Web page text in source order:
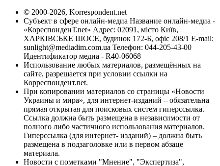
© 2000-2026, Korrespondent.net
Субъект в сфере онлайн-медиа Название онлайн-медиа -
«КореспонденТ.net» Адрес: 02091, місто Київ,
ХАРКІВСЬКЕ ШОСЕ, будинок 172-Б, офіс 208/1 E-mail:
sunlight@mediadim.com.ua Телефон: 044-205-43-00
Идентификатор медиа - R40-06068
Использование любых материалов, размещённых на
сайте, разрешается при условии ссылки на
Корреспондент.net.
При копировании материалов со страницы «Новости
Украины и мира», для интернет-изданий – обязательна
прямая открытая для поисковых систем гиперссылка.
Ссылка должна быть размещена в независимости от
полного либо частичного использования материалов.
Гиперссылка (для интернет- изданий) – должна быть
размещена в подзаголовке или в первом абзаце
материала.
Новости с пометками "Мнение", "Экспертиза",